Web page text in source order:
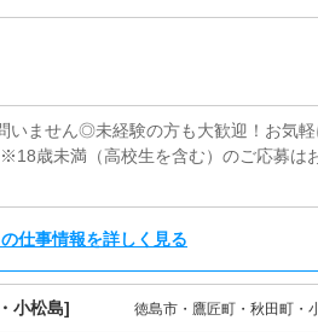
いません◎未経験の方も大歓迎！お気
歳未満（高校生を含む）のご応募は
の仕事情報を詳しく見る
小松島] 徳島市・鷹匠町・秋田町・